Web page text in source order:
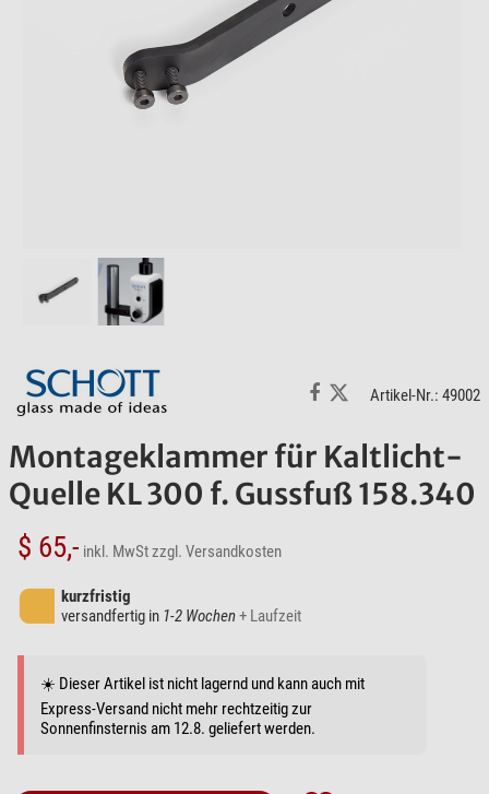
Artikel-Nr.: 49002
Montageklammer für Kaltlicht-
Quelle KL 300 f. Gussfuß 158.340
$ 65,- inkl. MwStzzgl. Versandkosten
kurzfristig
versandfertig in 1-2 Wochen+ Laufzeit
☀️ Dieser Artikel ist nicht lagernd und kann auch mit
Express-Versand nicht mehr rechtzeitig zur
Sonnenfinsternis am 12.8. geliefert werden.